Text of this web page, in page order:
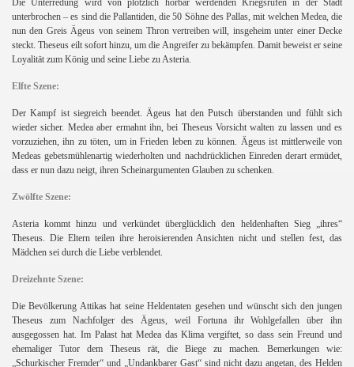
unterbrochen – es sind die Pallantiden, die 50 Söhne des Pallas, mit welchen Medea, die
nun den Greis Ägeus von seinem Thron vertreiben will, insgeheim unter einer Decke
steckt. Theseus eilt sofort hinzu, um die Angreifer zu bekämpfen. Damit beweist er seine
Loyalität zum König und seine Liebe zu Asteria.
Elfte Szene:
Der Kampf ist siegreich beendet. Ägeus hat den Putsch überstanden und fühlt sich
wieder sicher. Medea aber ermahnt ihn, bei Theseus Vorsicht walten zu lassen und es
vorzuziehen, ihn zu töten, um in Frieden leben zu können. Ägeus ist mittlerweile von
Medeas gebetsmühlenartig wiederholten und nachdrücklichen Einreden derart ermüdet,
dass er nun dazu neigt, ihren Scheinargumenten Glauben zu schenken.
Zwölfte Szene:
Asteria kommt hinzu und verkündet überglücklich den heldenhaften Sieg „ihres“
Theseus. Die Eltern teilen ihre heroisierenden Ansichten nicht und stellen fest, das
Mädchen sei durch die Liebe verblendet.
Dreizehnte Szene:
Die Bevölkerung Attikas hat seine Heldentaten gesehen und wünscht sich den jungen
Theseus zum Nachfolger des Ägeus, weil Fortuna ihr Wohlgefallen über ihn
ausgegossen hat. Im Palast hat Medea das Klima vergiftet, so dass sein Freund und
ehemaliger Tutor dem Theseus rät, die Biege zu machen. Bemerkungen wie:
„Schurkischer Fremder“ und „Undankbarer Gast“ sind nicht dazu angetan, des Helden